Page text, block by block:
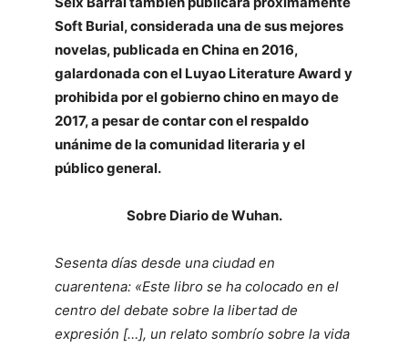
Soft Burial, considerada una de sus mejores
novelas, publicada en China en 2016,
galardonada con el Luyao Literature Award y
prohibida por el gobierno chino en mayo de
2017, a pesar de contar con el respaldo
unánime de la comunidad literaria y el
público general.
Sobre Diario de Wuhan.
Sesenta días desde una ciudad en
cuarentena: «Este libro se ha colocado en el
centro del debate sobre la libertad de
expresión […], un relato sombrío sobre la vida